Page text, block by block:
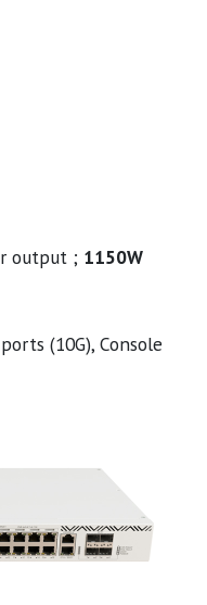
output ; 1150W
(10G), Console